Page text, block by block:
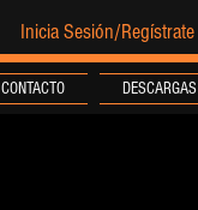
Inicia Sesión/Regístrate
CONTACTO DESCARGAS